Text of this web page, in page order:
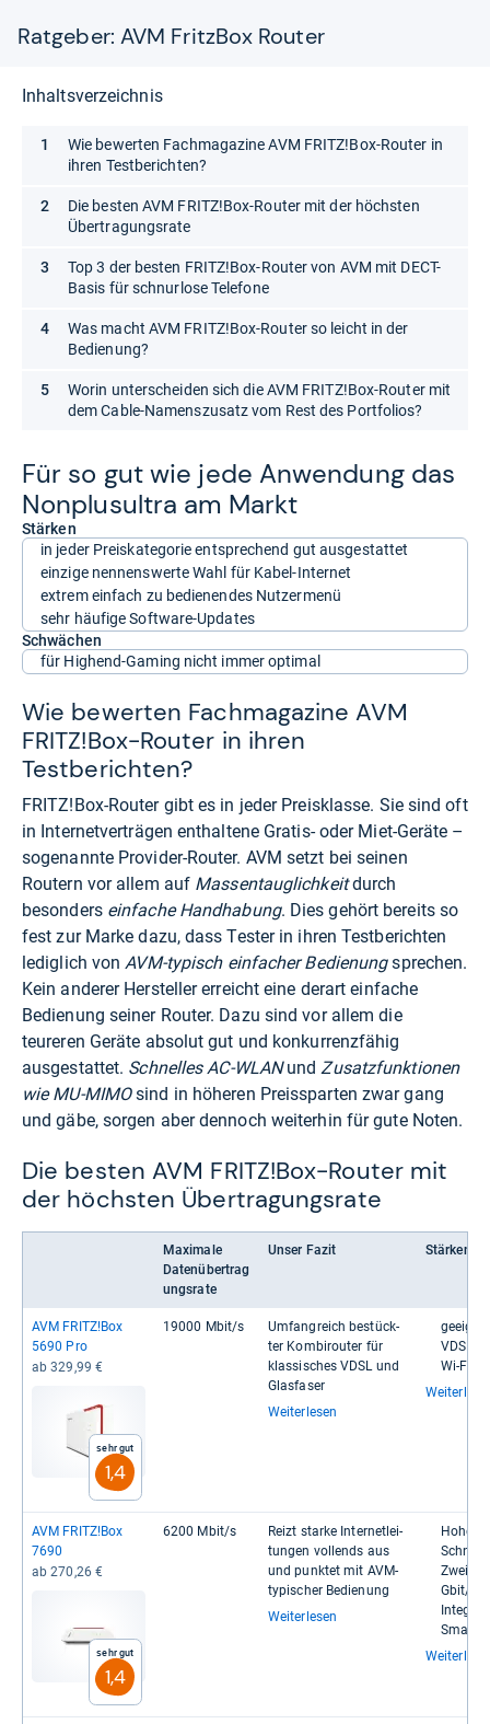
Ratgeber: AVM FritzBox Router
Für so gut wie jede Anwen­dung das
Non­plusul­tra am Markt
Stärken
in jeder Preiskategorie entsprechend gut ausgestattet
einzige nennenswerte Wahl für Kabel-Internet
extrem einfach zu bedienendes Nutzermenü
sehr häufige Software-Updates
Schwächen
für Highend-Gaming nicht immer optimal
Wie bewerten Fachmagazine AVM
FRITZ!Box-Router in ihren
Testberichten?
FRITZ!Box-Router gibt es in jeder Preisklasse. Sie sind oft
in Internetverträgen enthaltene Gratis- oder Miet-Geräte –
sogenannte Provider-Router. AVM setzt bei seinen
Routern vor allem auf Massentauglichkeitdurch
besonders einfache Handhabung. Dies gehört bereits so
fest zur Marke dazu, dass Tester in ihren Testberichten
lediglich von AVM-typisch einfacher Bedienungsprechen.
Kein anderer Hersteller erreicht eine derart einfache
Bedienung seiner Router. Dazu sind vor allem die
teureren Geräte absolut gut und konkurrenzfähig
ausgestattet. Schnelles AC-WLANund Zusatzfunktionen
wie MU-MIMOsind in höheren Preissparten zwar gang
und gäbe, sorgen aber dennoch weiterhin für gute Noten.
Die besten AVM FRITZ!Box-Router mit
der höchsten Übertragungsrate
Maximale
Datenübertrag
ungsrate
Unser Fazit Stärken
AVM FRITZ!Box
5690 Pro
ab 329,99 €
Sehr gut
1,4
19000 Mbit/s
Umfang­reich bestück­
ter Kom­bi­rou­ter für
klas­si­sches VDSL und
Glas­fa­ser
Weiterlesen
VDSL
Wi-​​Fi 7
AVM FRITZ!Box
7690
ab 270,26 €
Sehr gut
1,4
6200 Mbit/s
Reizt starke Inter­net­lei­
tun­gen vollends aus
und punk­tet mit AVM-​
typi­scher Bedie­nung
Weiterlesen
Hohe
Zwei
Gbit/s
Smart-​​
Inhaltsverzeichnis
Wie bewerten Fachmagazine AVM FRITZ!Box-Router in
ihren Testberichten?
Die besten AVM FRITZ!Box-Router mit der höchsten
Übertragungsrate
Top 3 der besten FRITZ!Box-Router von AVM mit DECT-
Basis für schnurlose Telefone
Was macht AVM FRITZ!Box-Router so leicht in der
Bedienung?
Worin unterscheiden sich die AVM FRITZ!Box-Router mit
dem Cable-Namenszusatz vom Rest des Portfolios?